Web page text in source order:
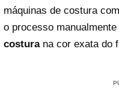
máquinas de costura
o processo manualmente
costurana cor exata do